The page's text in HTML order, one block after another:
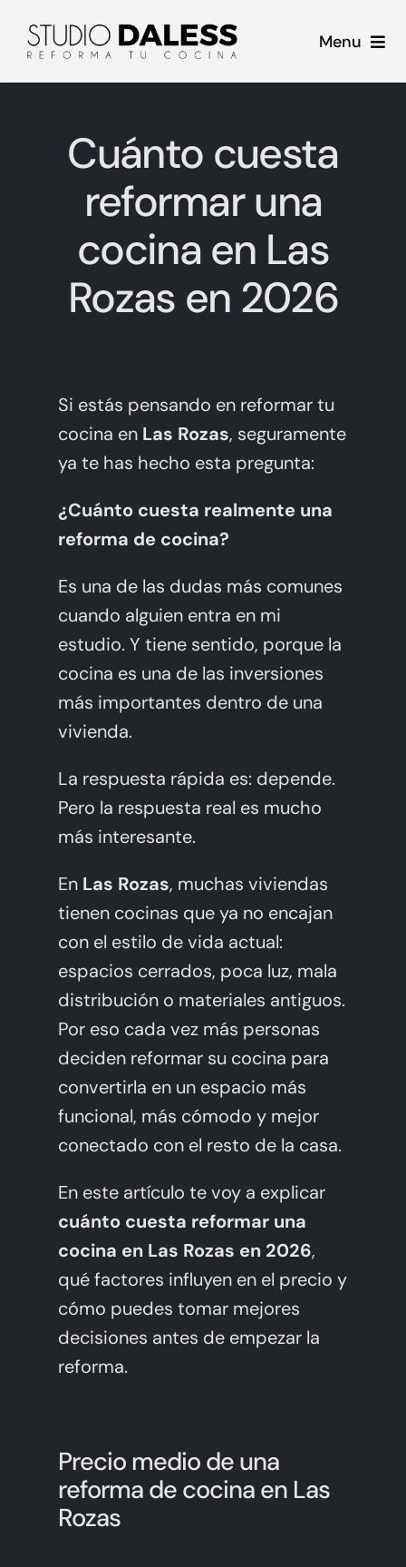
Menu
Proyectos
Casos de Éxito
Sobre mi
Contacto
Hablemos de tu Cocina
Cuánto cuesta
reformar una
cocina en Las
Rozas en 2026
Si estás pensando en reformar tu
cocina en Las Rozas, seguramente
ya te has hecho esta pregunta:
¿Cuánto cuesta realmente una
reforma de cocina?
Es una de las dudas más comunes
cuando alguien entra en mi
estudio. Y tiene sentido, porque la
cocina es una de las inversiones
más importantes dentro de una
vivienda.
La respuesta rápida es: depende.
Pero la respuesta real es mucho
más interesante.
En Las Rozas, muchas viviendas
tienen cocinas que ya no encajan
con el estilo de vida actual:
espacios cerrados, poca luz, mala
distribución o materiales antiguos.
Por eso cada vez más personas
deciden reformar su cocina para
convertirla en un espacio más
funcional, más cómodo y mejor
conectado con el resto de la casa.
En este artículo te voy a explicar
cuánto cuesta reformar una
cocina en Las Rozas en 2026,
qué factores influyen en el precio y
cómo puedes tomar mejores
decisiones antes de empezar la
reforma.
Precio medio de una
reforma de cocina en Las
Rozas